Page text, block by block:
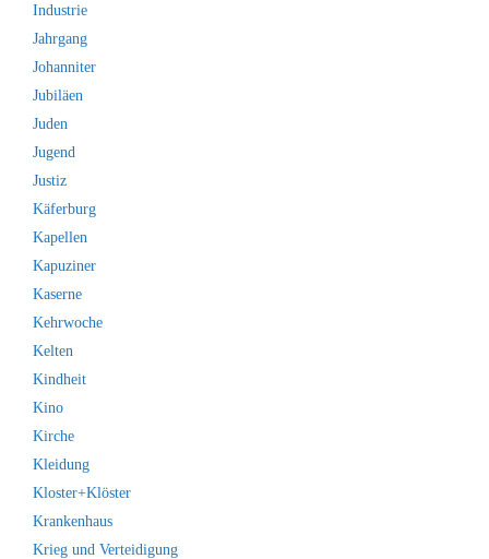
Industrie
Jahrgang
Johanniter
Jubiläen
Juden
Jugend
Justiz
Käferburg
Kapellen
Kapuziner
Kaserne
Kehrwoche
Kelten
Kindheit
Kino
Kirche
Kleidung
Kloster+Klöster
Krankenhaus
Krieg und Verteidigung